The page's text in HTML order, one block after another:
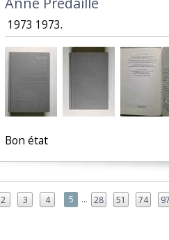
‎ 1973 1973.‎
‎Bon état‎
2 3 4 5 ... 28 51 74